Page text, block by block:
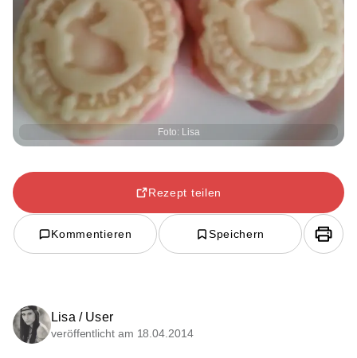
Foto: Lisa
Rezept teilen
Kommentieren Speichern
Lisa / User
veröffentlicht am 18.04.2014